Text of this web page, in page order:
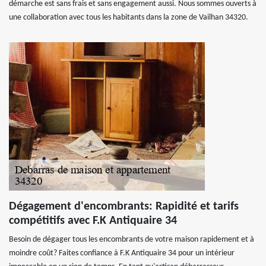
démarche est sans frais et sans engagement aussi. Nous sommes ouverts à
une collaboration avec tous les habitants dans la zone de Vailhan 34320.
Dégagement d'encombrants: Rapidité et tarifs
compétitifs avec F.K Antiquaire 34
Besoin de dégager tous les encombrants de votre maison rapidement et à
moindre coût? Faites confiance à F.K Antiquaire 34 pour un intérieur